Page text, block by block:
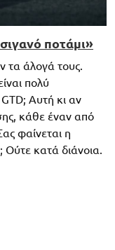
ποτάμι»
τα άλογά τους.
πολύ
Αυτή κι αν
κάθε έναν από
φαίνεται η
Ούτε κατά διάνοια.